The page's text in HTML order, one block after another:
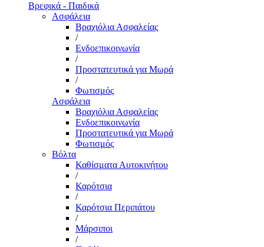
Βρεφικά - Παιδικά
Ασφάλεια
Βραχιόλια Ασφαλείας
/
Ενδοεπικοινωνία
/
Προστατευτικά για Μωρά
/
Φωτισμός
Ασφάλεια
Βραχιόλια Ασφαλείας
Ενδοεπικοινωνία
Προστατευτικά για Μωρά
Φωτισμός
Βόλτα
Καθίσματα Αυτοκινήτου
/
Καρότσια
/
Καρότσια Περιπάτου
/
Μάρσιποι
/